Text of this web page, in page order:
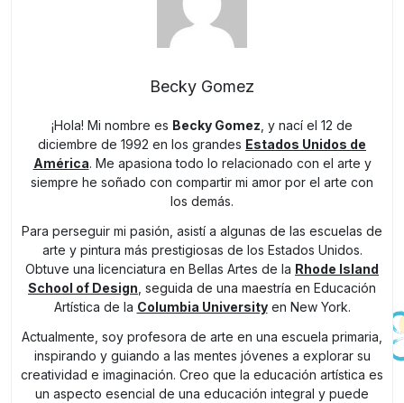
Becky Gomez
¡Hola! Mi nombre es Becky Gomez, y nací el 12 de
diciembre de 1992 en los grandes Estados Unidos de
América. Me apasiona todo lo relacionado con el arte y
siempre he soñado con compartir mi amor por el arte con
los demás.
Para perseguir mi pasión, asistí a algunas de las escuelas de
arte y pintura más prestigiosas de los Estados Unidos.
Obtuve una licenciatura en Bellas Artes de la Rhode Island
School of Design, seguida de una maestría en Educación
Artística de la Columbia Universityen New York.
Actualmente, soy profesora de arte en una escuela primaria,
inspirando y guiando a las mentes jóvenes a explorar su
creatividad e imaginación. Creo que la educación artística es
un aspecto esencial de una educación integral y puede